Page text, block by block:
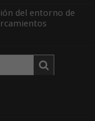
del entorno de